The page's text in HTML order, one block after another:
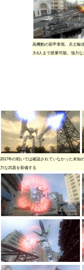
高機動の装甲車両。兵士輸
大4人まで搭乗可能。強力な
2017年の戦いでは確認されていなかった未知
力な武器を装備する